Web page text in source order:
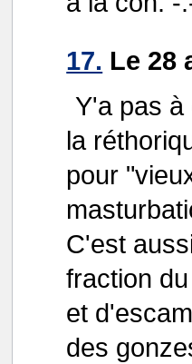
17. Le 28
Y'a pas
la
pour
C'est
fraction
et
des